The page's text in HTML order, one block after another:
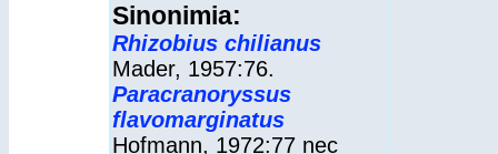
Sinonimia:
Rhizobius chilianus
Mader, 1957:76.
Paracranoryssus
flavomarginatus
Hofmann, 1972:77 nec